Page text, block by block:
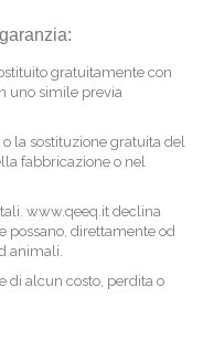
gratuitamente con
uno simile previa
la sostituzione gratuita del
fabbricazione o nel
www.qeeq.it declina
possano, direttamente od
animali.
di alcun costo, perdita o